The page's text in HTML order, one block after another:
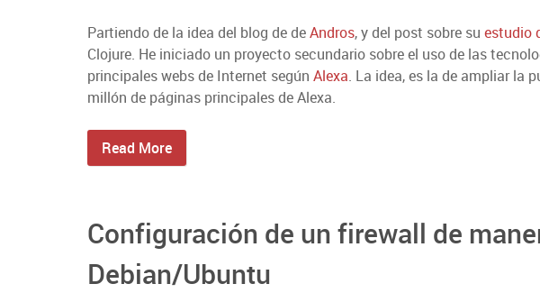
Partiendo de la idea del blog de deAndros, y del post sobre su estudio
Clojure. He iniciado un proyecto secundario sobre el uso de las
principales webs de Internet según Alexa. La idea, es la de ampliar la
millón de páginas principales de Alexa.
Read More
Configuración de un firewall de
Debian/Ubuntu